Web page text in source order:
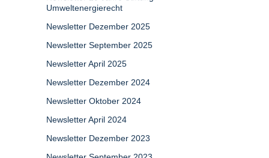
Umweltenergierecht
Newsletter Dezember 2025
Newsletter September 2025
Newsletter April 2025
Newsletter Dezember 2024
Newsletter Oktober 2024
Newsletter April 2024
Newsletter Dezember 2023